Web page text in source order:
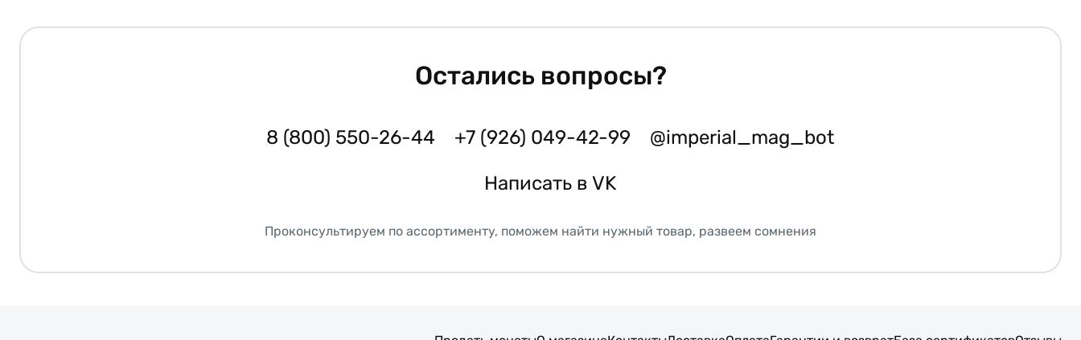
Остались вопросы?
8 (800) 550-26-44 +7 (926) 049-42-99 @imperial_mag_bot
Написать в VK
Проконсультируем по ассортименту, поможем найти нужный товар, развеем сомнения